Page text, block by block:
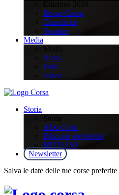
Recap Corsa
Classifiche
Squadre
Media
News
Foto
Video
Storia
Albo d’oro
Edizioni precedenti
MITO 150
Newsletter
Salva le date delle tue corse preferite